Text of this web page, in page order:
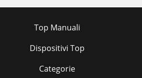
Top Manuali
Dispositivi Top
Categorie